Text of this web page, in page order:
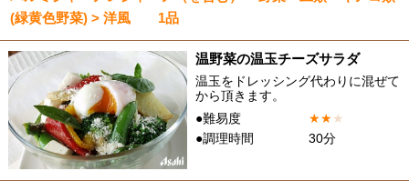
(緑黄色野菜) > 洋風 1品
温野菜の温玉チーズサラダ
温玉をドレッシング代わりに混ぜて
から頂きます。
●難易度
★★★
●調理時間
30分